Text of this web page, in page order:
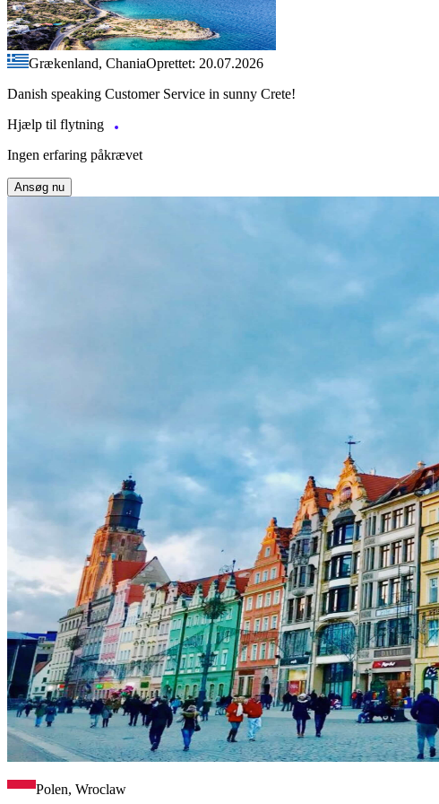
Grækenland, ChaniaOprettet: 20.07.2026
Danish speaking Customer Service in sunny Crete!
Hjælp til flytning
Ingen erfaring påkrævet
Ansøg nu
Polen, Wroclaw